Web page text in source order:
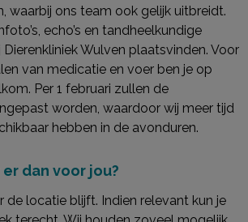
waarbij ons team ook gelijk uitbreidt.
echo’s en tandheelkundige
Wulven plaatsvinden. Voor
van medicatie en voer ben je op
Per 1 februari zullen de
worden, waardoor wij meer tijd
hebben in de avonduren.
dan voor jou?
de locatie blijft. Indien relevant kun je